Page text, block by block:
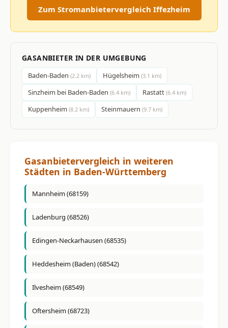
Zum Stromanbietervergleich Iffezheim
GASANBIETER IN DER UMGEBUNG
Baden-Baden (2.2 km) Hügelsheim (3.1 km)
Sinzheim bei Baden-Baden (6.4 km) Rastatt (6.4 km)
Kuppenheim (8.2 km) Steinmauern (9.7 km)
Gasanbietervergleich in weiteren
Städten in Baden-Württemberg
Mannheim (68159)
Ladenburg (68526)
Edingen-Neckarhausen (68535)
Heddesheim (Baden) (68542)
Ilvesheim (68549)
Oftersheim (68723)